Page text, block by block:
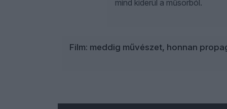
mind kiderül a műsorból.
Film: meddig művészet, honnan